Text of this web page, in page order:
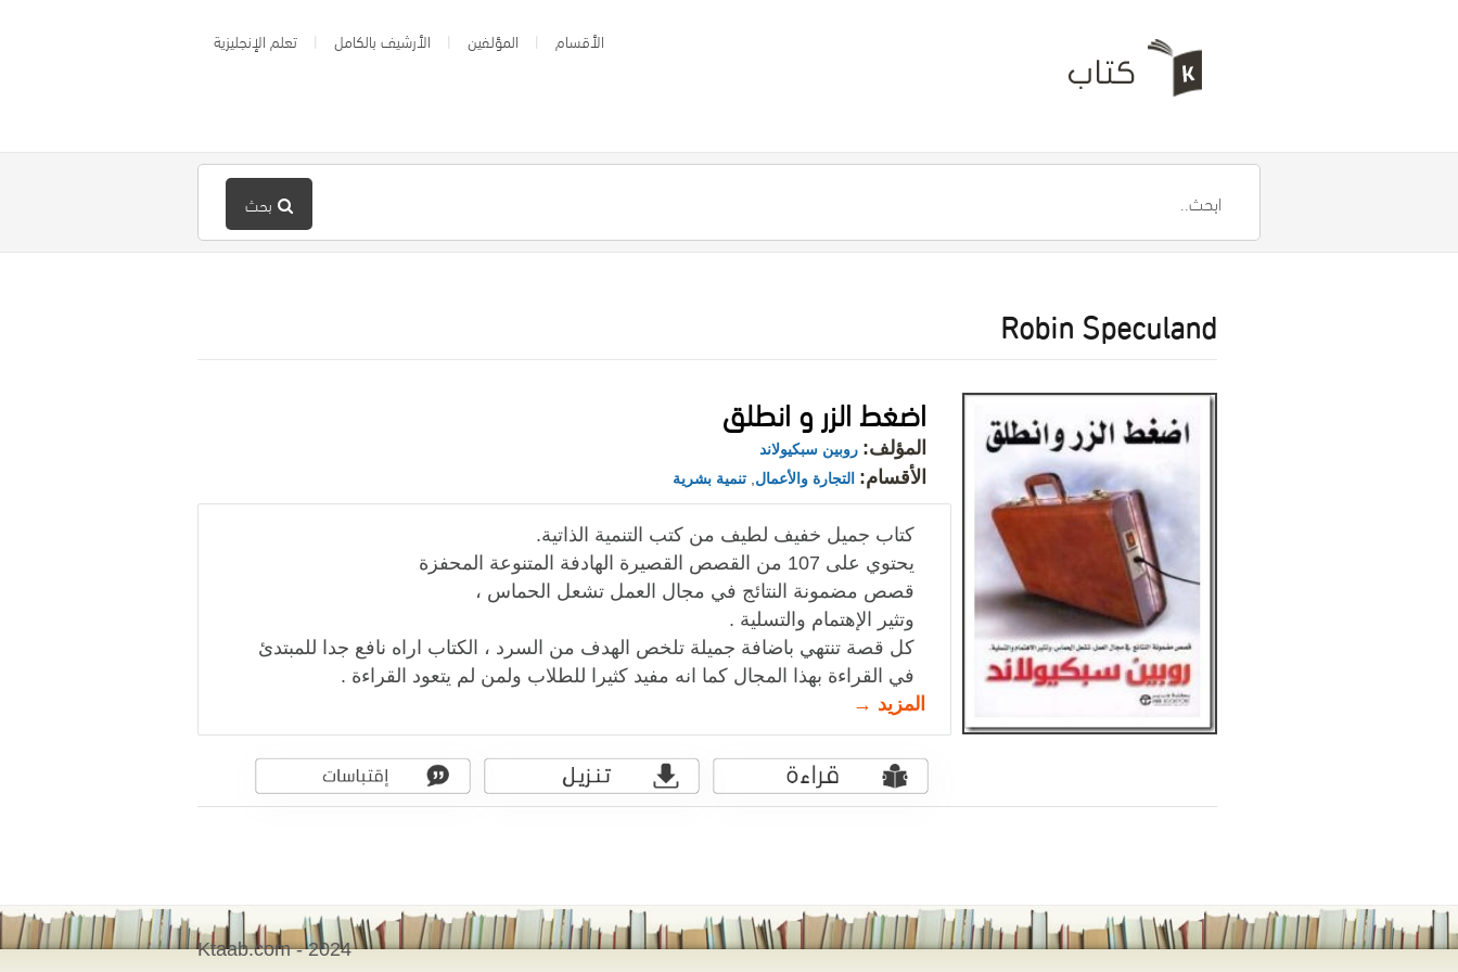
الأقسام المؤلفين الأرشيف بالكامل تعلم الإنجليزية
بحث
Robin Speculand
اضغط الزر و انطلق
المؤلف: روبين سبكيولاند
الأقسام: التجارة والأعمال تنمية بشرية
كتاب جميل خفيف لطيف من كتب التنمية الذاتية.
يحتوي على 107 من القصص القصيرة الهادفة المتنوعة المحفزة
قصص مضمونة النتائج في مجال العمل تشعل الحماس ،
وتثير الإهتمام والتسلية .
كل قصة تنتهي باضافة جميلة تلخص الهدف من السرد ، الكتاب اراه نافع جدا للمبتدئ
في القراءة بهذا المجال كما انه مفيد كثيرا للطلاب ولمن لم يتعود القراءة .
المزيد →
Ktaab.com - 2024